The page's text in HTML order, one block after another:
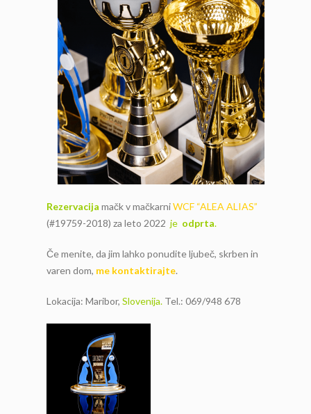
Rezervacija mačk v mačkarniWCF “ALEA ALIAS”
(#19759-2018) za leto 2022je odprta.
Če menite, da jim lahko ponudite ljubeč, skrben in
varen dom, me kontaktirajte.
Lokacija: Maribor,Slovenija. Tel.: 069/948 678